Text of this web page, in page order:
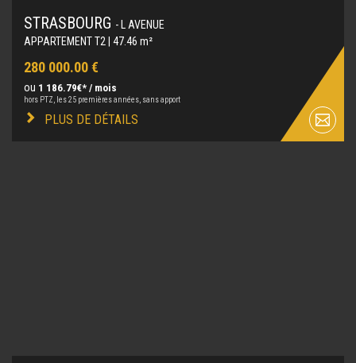
STRASBOURG - L AVENUE
APPARTEMENT T2 | 47.46 m²
280 000.00 €
ou 1 186.79€* / mois
hors PTZ, les 25 premières années, sans apport
PLUS DE DÉTAILS